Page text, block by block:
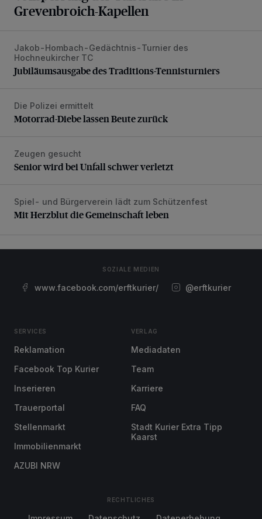
Grevenbroich-Kapellen
Jubiläumsausgabe des Traditions-Tennisturniers
Jakob-Hombach-Gedächtnis-Turnier des
Hochneukircher TC
Jubiläumsausgabe des Traditions-Tennisturniers
Motorrad-Diebe lassen Beute zurück
Die Polizei ermittelt
Motorrad-Diebe lassen Beute zurück
Senior wird bei Unfall schwer verletzt
Zeugen gesucht
Senior wird bei Unfall schwer verletzt
Mit Herzblut die Gemeinschaft leben
Spiel- und Bürgerverein lädt zum Schützenfest
Mit Herzblut die Gemeinschaft leben
SOZIALE MEDIEN
www.facebook.com/erftkurier/ @erftkurier
SERVICES
Reklamation
Facebook Top Kurier
Inserieren
Trauerportal
Stellenmarkt
Immobilienmarkt
AZUBI NRW
VERLAG
Mediadaten
Team
Karriere
FAQ
Stadt Kurier Extra Tipp
Kaarst
RECHTLICHES